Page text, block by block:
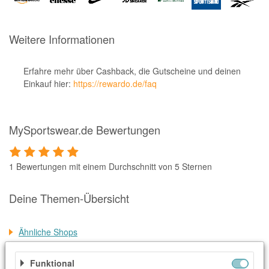
apodiscounter
OTTO Office
Udemy
Pets Deli
SNIPES
Click & Boat
XXXLutz
Weitere Informationen
Erfahre mehr über Cashback, die Gutscheine und deinen
Einkauf hier: https://rewardo.de/faq
MySportswear.de Bewertungen
1 Bewertungen mit einem Durchschnitt von 5 Sternen
Deine Themen-Übersicht
Ähnliche Shops
Weitere Informationen
Funktional